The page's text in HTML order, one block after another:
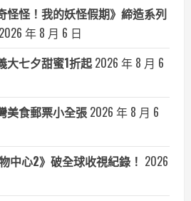
怪怪！我的妖怪假期》締造系列
2026 年 8 月 6 日
七夕甜蜜1折起 2026 年 8 月 6
美食郵票小全張 2026 年 8 月 6
中心2》破全球收視紀錄！ 2026